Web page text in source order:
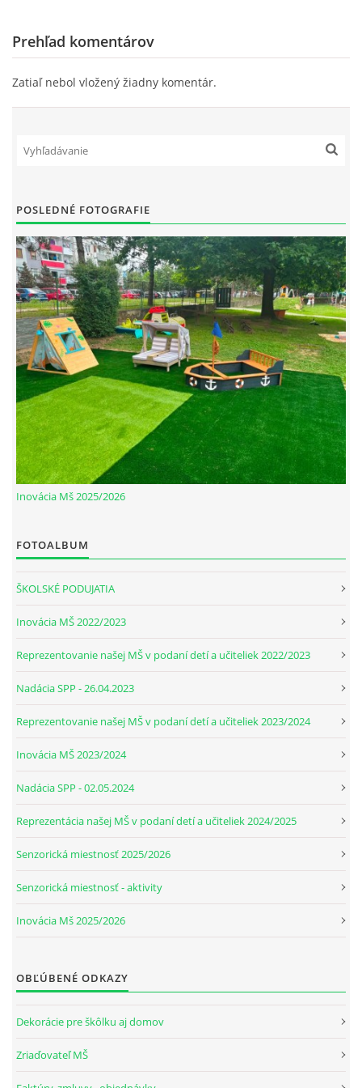
Prehľad komentárov
Zatiaľ nebol vložený žiadny komentár.
POSLEDNÉ FOTOGRAFIE
Inovácia Mš 2025/2026
FOTOALBUM
ŠKOLSKÉ PODUJATIA
Inovácia MŠ 2022/2023
Reprezentovanie našej MŠ v podaní detí a učiteliek 2022/2023
Nadácia SPP - 26.04.2023
Reprezentovanie našej MŠ v podaní detí a učiteliek 2023/2024
Inovácia MŠ 2023/2024
Nadácia SPP - 02.05.2024
Reprezentácia našej MŠ v podaní detí a učiteliek 2024/2025
Senzorická miestnosť 2025/2026
Senzorická miestnosť - aktivity
Inovácia Mš 2025/2026
OBĽÚBENÉ ODKAZY
Dekorácie pre škôlku aj domov
Zriaďovateľ MŠ